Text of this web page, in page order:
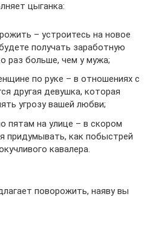
цыганка:
– устроитесь на новое
получать заработную
раз больше, чем у мужа;
по руке – в отношениях с
другая девушка, которая
угрозу вашей любви;
пятам на улице – в скором
придумывать, как побыстрей
кавалера.
поворожить, наяву вы